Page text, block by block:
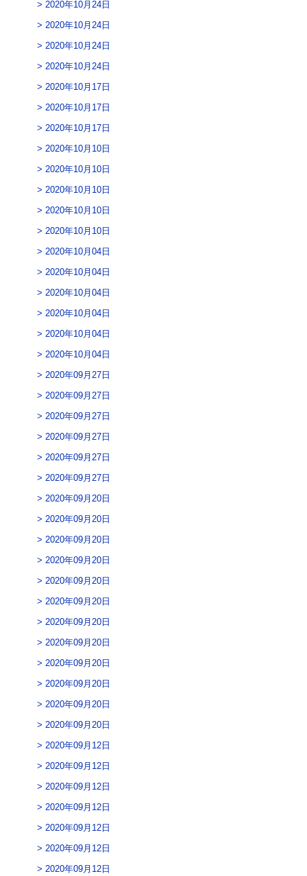
2020年10月24日
2020年10月24日
2020年10月24日
2020年10月24日
2020年10月17日
2020年10月17日
2020年10月17日
2020年10月10日
2020年10月10日
2020年10月10日
2020年10月10日
2020年10月10日
2020年10月04日
2020年10月04日
2020年10月04日
2020年10月04日
2020年10月04日
2020年10月04日
2020年09月27日
2020年09月27日
2020年09月27日
2020年09月27日
2020年09月27日
2020年09月27日
2020年09月20日
2020年09月20日
2020年09月20日
2020年09月20日
2020年09月20日
2020年09月20日
2020年09月20日
2020年09月20日
2020年09月20日
2020年09月20日
2020年09月20日
2020年09月20日
2020年09月12日
2020年09月12日
2020年09月12日
2020年09月12日
2020年09月12日
2020年09月12日
2020年09月12日